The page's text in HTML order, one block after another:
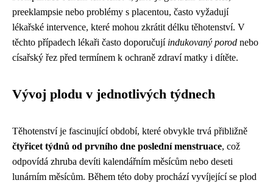
preeklampsie nebo problémy s placentou, často vyžadují
lékařské intervence, které mohou zkrátit délku těhotenství. V
těchto případech lékaři často doporučují indukovaný porod nebo
císařský řez před termínem k ochraně zdraví matky i dítěte.
Vývoj plodu v jednotlivých týdnech
Těhotenství je fascinující období, které obvykle trvá přibližně
čtyřicet týdnů od prvního dne poslední menstruace, což
odpovídá zhruba devíti kalendářním měsícům nebo deseti
lunárním měsícům. Během této doby prochází vyvíjející se plod